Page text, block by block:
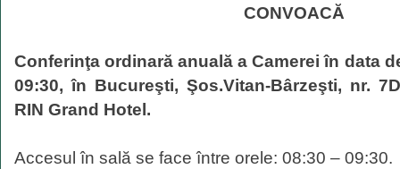
CONVOACĂ
Conferinţa ordinară anuală a Camerei în data
09:30, în Bucureşti, Şos.Vitan-Bârzeşti, nr.
RIN Grand Hotel.
Accesul în sală se face între orele: 08:30 – 09:30.